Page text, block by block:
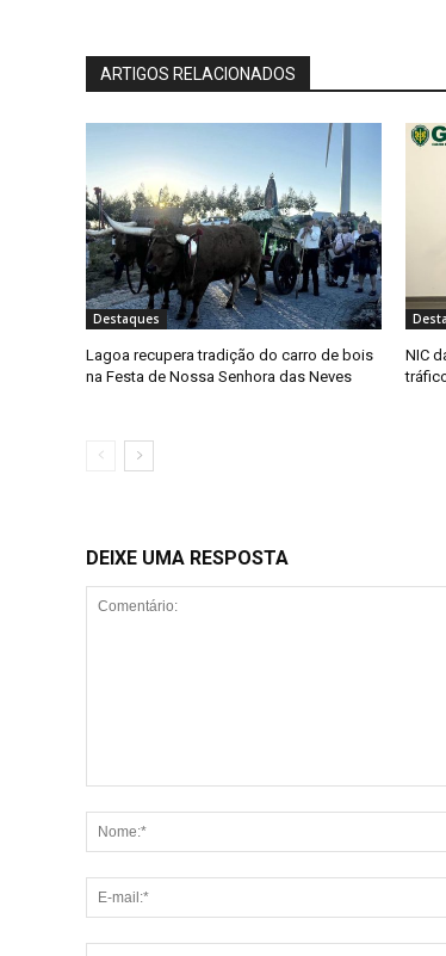
ARTIGOS RELACIONADOS
Destaques
Lagoa recupera tradição do carro de bois
na Festa de Nossa Senhora das Neves
NIC
DEIXE UMA RESPOSTA